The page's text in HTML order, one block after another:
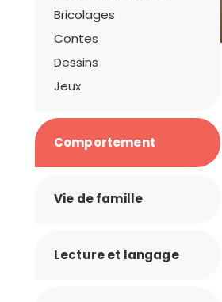
Bricolages
Contes
Dessins
Jeux
Comportement
Vie de famille
Lecture et langage